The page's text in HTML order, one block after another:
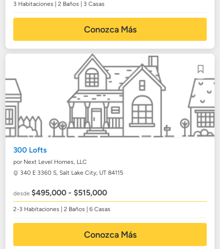
3 Habitaciones | 2 Baños | 3 Casas
Conozca Más
300 Lofts
por Next Level Homes, LLC
340 E 3360 S,Salt Lake City, UT 84115
desde$495,000 - $515,000
2-3 Habitaciones | 2 Baños | 6 Casas
Conozca Más